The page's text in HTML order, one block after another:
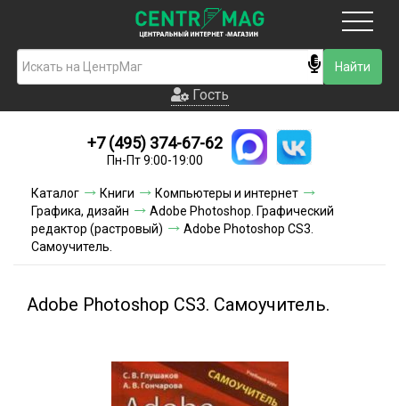
Гость
Новинки
Условия доставки
Условия оплаты
Акции и скидки
Гость
+7 (495) 374-67-62
Пн-Пт 9:00-19:00
Каталог Книги
Компьютеры и интернет
Графика, дизайн
Adobe Photoshop. Графический
редактор (растровый)
Adobe Photoshop CS3.
Самоучитель.
Adobe Photoshop CS3. Самоучитель.